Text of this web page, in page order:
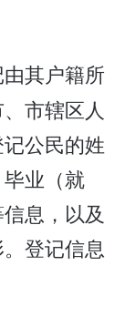
其户籍所
市辖区人
公民的姓
业（就
息，以及
登记信息